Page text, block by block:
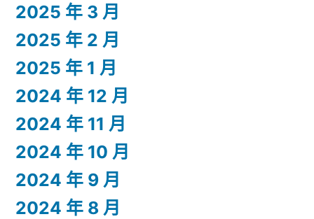
2025 年 3 月
2025 年 2 月
2025 年 1 月
2024 年 12 月
2024 年 11 月
2024 年 10 月
2024 年 9 月
2024 年 8 月